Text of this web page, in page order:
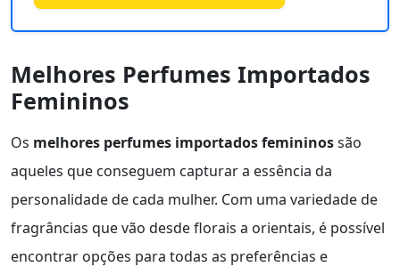
Melhores Perfumes Importados
Femininos
Os melhores perfumes importados femininossão
aqueles que conseguem capturar a essência da
personalidade de cada mulher. Com uma variedade de
fragrâncias que vão desde florais a orientais, é possível
encontrar opções para todas as preferências e